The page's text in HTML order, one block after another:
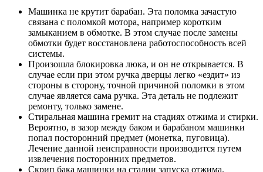
Машинка не крутит барабан. Эта поломка зачастую
связана с поломкой мотора, например коротким
замыканием в обмотке. В этом случае после замены
обмотки будет восстановлена работоспособность всей
системы.
Произошла блокировка люка, и он не открывается. В
случае если при этом ручка дверцы легко «ездит» из
стороны в сторону, точной причиной поломки в этом
случае является сама ручка. Эта деталь не подлежит
ремонту, только замене.
Стиральная машина гремит на стадиях отжима и стирки.
Вероятно, в зазор между баком и барабаном машинки
попал посторонний предмет (монетка, пуговица).
Лечение данной неисправности производится путем
извлечения посторонних предметов.
Скрип бака машинки на стадии запуска отжима.